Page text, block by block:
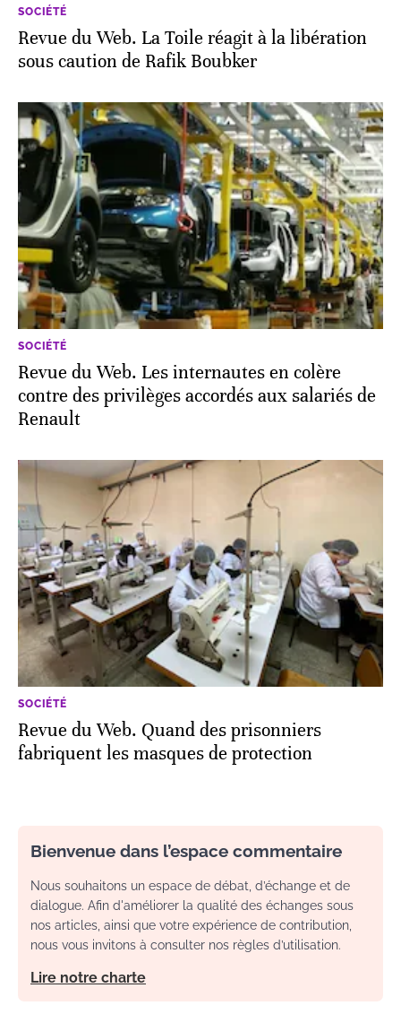
SOCIÉTÉ
Revue du Web. La Toile réagit à la libération
sous caution de Rafik Boubker
SOCIÉTÉ
Revue du Web. Les internautes en colère
contre des privilèges accordés aux salariés de
Renault
SOCIÉTÉ
Revue du Web. Quand des prisonniers
fabriquent les masques de protection
Bienvenue dans l’espace commentaire
Nous souhaitons un espace de débat, d’échange et de
dialogue. Afin d'améliorer la qualité des échanges sous
nos articles, ainsi que votre expérience de contribution,
nous vous invitons à consulter nos règles d’utilisation.
Lire notre charte